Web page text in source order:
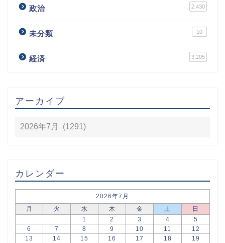
政治 2,430
未分類 10
経済 3,205
アーカイブ
カレンダー
2026年7月
月
火 水 木 金 土
日
1
2 3 4
5
6
7 8 9 10 11
12
13
14 15 16 17 18
19